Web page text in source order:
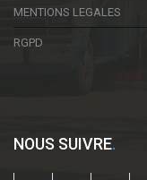
MENTIONS LEGALES
RGPD
NOUS SUIVRE.